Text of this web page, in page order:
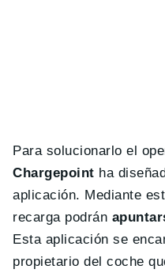
Para solucionarlo el
Chargepoint ha
aplicación. Mediante
recarga podrán
Esta aplicación se
propietario del coche